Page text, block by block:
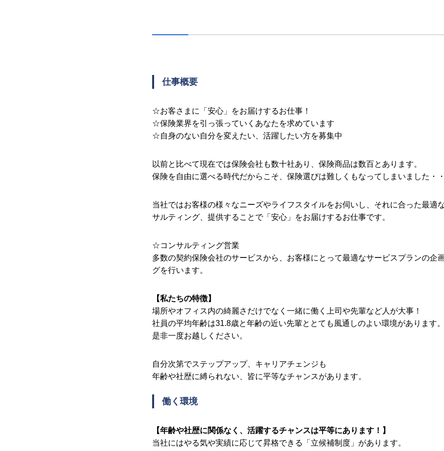
仕事概要
☆お客さまに「安心」をお届けするお仕事！
☆保険業界を引っ張っていくあなたを求めています
☆自身のない自分を変えたい、活躍したい方を募集中
以前と比べて現在では保険会社も数十社あり、保険商品は数百とあります。
保険を自由に選べる時代だからこそ、保険選びは難しくもなってしまいました・・
当社ではお客様の様々なニーズやライフスタイルをお伺いし、それに合った最適
サルティング、提供することで「安心」をお届けするお仕事です。
☆コンサルティング営業
多数の契約保険会社のサービスから、お客様にとって最適なサービスプランの企
グを行います。
【私たちの特徴】
場所やオフィス内の綺麗さだけでなく一緒に働く上司や先輩など人が大事！
社員の平均年齢は31.8歳と年齢の近い先輩ととても風通しのよい環境があります。
是非一度お越しください。
自分次第でステップアップ、キャリアチェンジも
年齢や社歴に縛られない、皆に平等なチャンスがあります。
働く環境
【年齢や社歴に関係なく、活躍するチャンスは平等にあります！】
当社にはやる気や実績に応じて昇格できる「立候補制度」があります。